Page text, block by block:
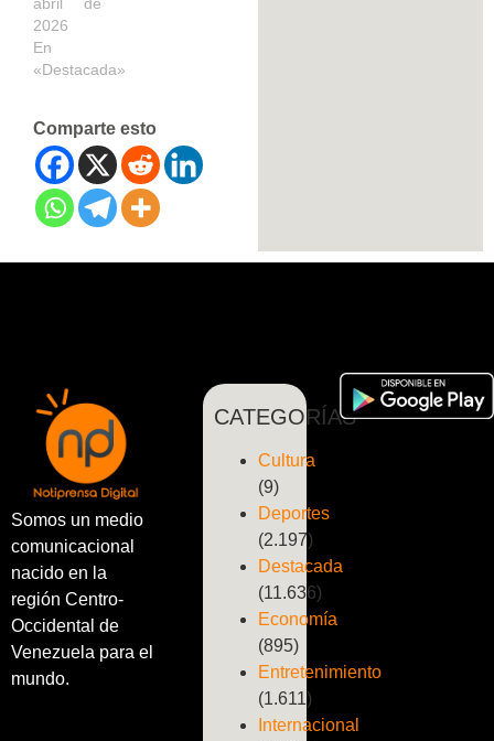
2026
En
«Destacada»
Comparte esto
Somos un medio
comunicacional
nacido en la
región Centro-
Occidental de
Venezuela para el
mundo.
CATEGORÍAS
Cultura
(9)
Deportes
(2.197)
Destacada
(11.636)
Economía
(895)
Entretenimiento
(1.611)
Internacional